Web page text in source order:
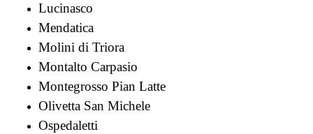
Lucinasco
Mendatica
Molini di Triora
Montalto Carpasio
Montegrosso Pian Latte
Olivetta San Michele
Ospedaletti